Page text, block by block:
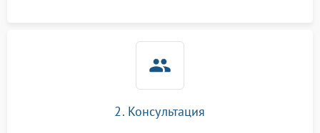
2. Консультация